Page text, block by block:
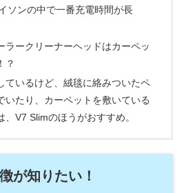
ソンの中で一番充電時間が長
ラークリーナーヘッドはカーペッ
？
ているけど、絨毯に絡みついたペ
いたり、カーペットを敷いている
V7 Slimのほうがおすすめ。
が知りたい！